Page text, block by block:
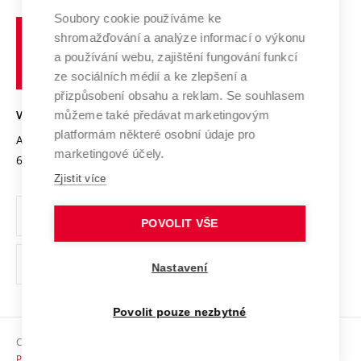
Výzkumné infrastruktury
Transfer znalostí
Open Science
Projekty
Projekty ze strukturálních fondů
Specifický výzkum
Spolupráce se školami
Mezinárodní dohody
Univerzitní sítě
Profil univerzity
Udržitelná univerzita
Podnikavá univerzita / ContriBUTe
Bezpečná univerzita
Vyznamenání
Organizační struktura
Ochrana osobních údajů
odkaz)
Sociální bezpečí
učení
technické
Brně
VYSOKÉ UČENÍ TECHNICKÉ V BRNĚ
Antonínská 548/1
602 00 Brno
www.vut.cz
vut@vutbr.cz
Copyright © 2026 VUT
Soubory cookie používáme ke
shromažďování a analýze informací o výkonu
a používání webu, zajištění fungování funkcí
ze sociálních médií a ke zlepšení a
přizpůsobení obsahu a reklam. Se souhlasem
můžeme také předávat marketingovým
platformám některé osobní údaje pro
marketingové účely.
Zjistit více
POVOLIT VŠE
Nastavení
Povolit pouze nezbytné